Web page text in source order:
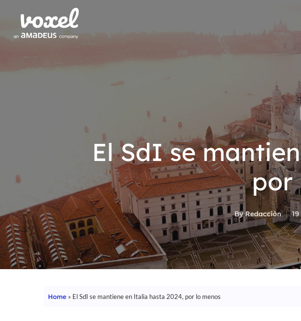
El SdI se
por
ByRedacción
Home » El SdI se mantiene en Italia hasta 2024, por lo menos